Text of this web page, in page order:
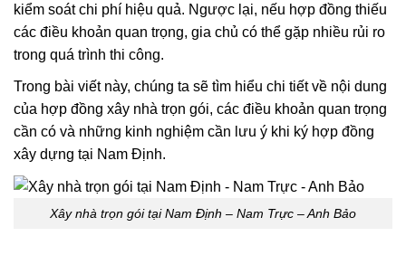
kiểm soát chi phí hiệu quả. Ngược lại, nếu hợp đồng thiếu
các điều khoản quan trọng, gia chủ có thể gặp nhiều rủi ro
trong quá trình thi công.
Trong bài viết này, chúng ta sẽ tìm hiểu chi tiết về nội dung
của hợp đồng xây nhà trọn gói, các điều khoản quan trọng
cần có và những kinh nghiệm cần lưu ý khi ký hợp đồng
xây dựng tại Nam Định.
Xây nhà trọn gói tại Nam Định – Nam Trực – Anh Bảo